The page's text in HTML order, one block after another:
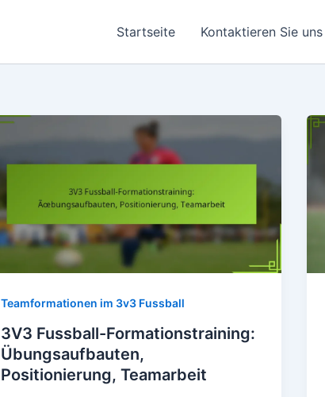
Startseite Kontaktieren Sie uns
Teamformationen im 3v3 Fussball
3V3 Fussball-Formationstraining:
Übungsaufbauten,
Positionierung, Teamarbeit